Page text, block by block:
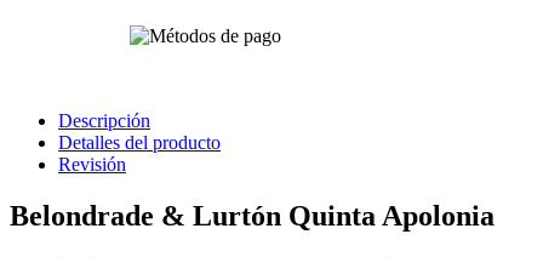
Descripción
Detalles del producto
Revisión
Belondrade & Lurtón Quinta Apolonia